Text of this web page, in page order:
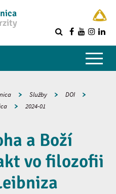
Služby
DOI
2024-01
a Boží
vo filozofii